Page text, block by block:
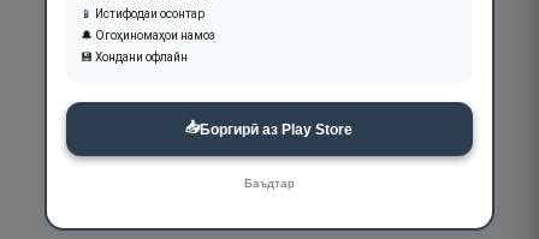
📱 Истифодаи осонтар
🔔 Огоҳиномаҳои намоз
💾 Хондани офлайн
📥Боргирӣ аз Play Store
Баъдтар